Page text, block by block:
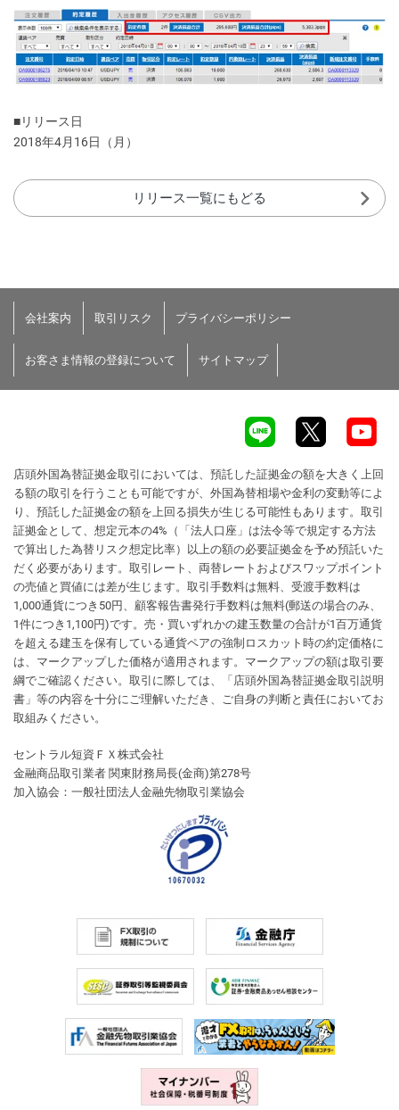
■リリース日
2018年4月16日（月）
リリース一覧にもどる
会社案内 取引リスク プライバシーポリシー
お客さま情報の登録について サイトマップ
店頭外国為替証拠金取引においては、預託した証拠金の額を大きく上回
る額の取引を行うことも可能ですが、外国為替相場や金利の変動等によ
り、預託した証拠金の額を上回る損失が生じる可能性もあります。取引
証拠金として、想定元本の4%（「法人口座」は法令等で規定する方法
で算出した為替リスク想定比率）以上の額の必要証拠金を予め預託いた
だく必要があります。取引レート、両替レートおよびスワップポイント
の売値と買値には差が生じます。取引手数料は無料、受渡手数料は
1,000通貨につき50円、顧客報告書発行手数料は無料(郵送の場合のみ、
1件につき1,100円)です。売・買いずれかの建玉数量の合計が1百万通貨
を超える建玉を保有している通貨ペアの強制ロスカット時の約定価格に
は、マークアップした価格が適用されます。マークアップの額は取引要
綱でご確認ください。取引に際しては、「店頭外国為替証拠金取引説明
書」等の内容を十分にご理解いただき、ご自身の判断と責任においてお
取組みください。
セントラル短資ＦＸ株式会社
金融商品取引業者 関東財務局長(金商)第278号
加入協会：一般社団法人金融先物取引業協会